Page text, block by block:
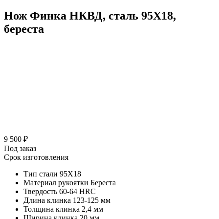
Нож Финка НКВД, сталь 95Х18,
береста
9 500 ₽
Под заказ
Срок изготовления
Тип стали 95Х18
Материал рукоятки Береста
Твердость 60-64 HRC
Длина клинка 123-125 мм
Толщина клинка 2,4 мм